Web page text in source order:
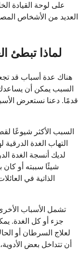
على لوحة القيادة
العديد من الأشخاص
لماذا تبطئ
هناك عدة أسباب قد
السبب يمكن أن
قدمًا. دعنا نستعرض
السبب الأكثر شيوعًا
التهاب الغدة
لديك أنسجة الغدة
شيئًا سببته أو كان
الذاتية في
تشمل الأسباب
جزء أو كل الغدة.
لعلاج السرطان أو
أن تتداخل بعض